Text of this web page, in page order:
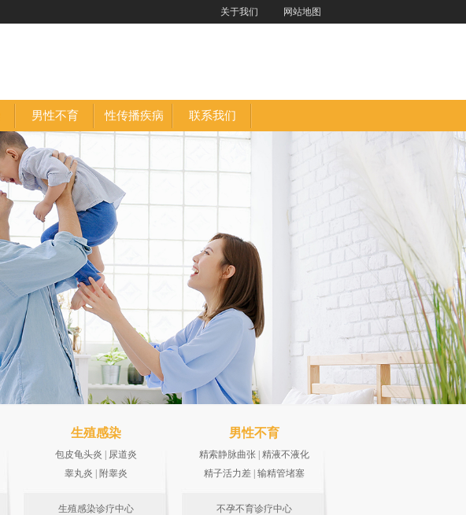
关于我们 网站地图
男性不育 性传播疾病 联系我们
生殖感染
包皮龟头炎 | 尿道炎
睾丸炎 | 附睾炎
生殖感染诊疗中心
男性不育
精索静脉曲张 | 精液不液化
精子活力差 | 输精管堵塞
不孕不育诊疗中心